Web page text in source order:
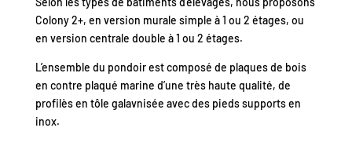
Colony 2+, en version murale simple à 1 ou 2 étages, ou
en version centrale double à 1 ou 2 étages.
L’ensemble du pondoir est composé de plaques de bois
en contre plaqué marine d’une très haute qualité, de
profilès en tôle galavnisée avec des pieds supports en
inox.